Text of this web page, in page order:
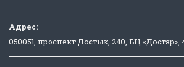
Адрес:
050051, проспект Достык, 240, БЦ «Достар»,